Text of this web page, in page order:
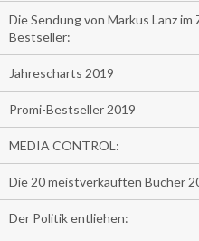
Die Sendung von Markus Lanz im
Bestseller:
Jahrescharts 2019
Promi-Bestseller 2019
MEDIA CONTROL:
Die 20 meistverkauften Bücher
Der Politik entliehen: